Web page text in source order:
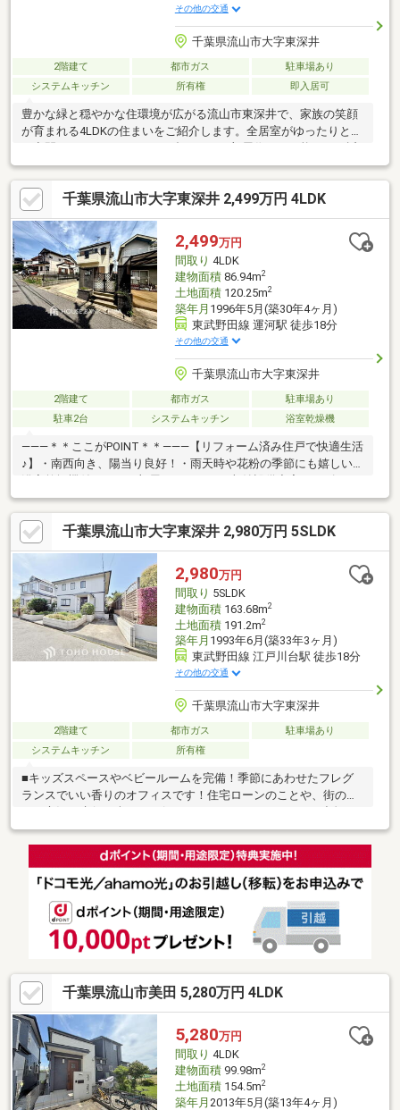
その他の交通
千葉県流山市大字東深井
2階建て 都市ガス
駐車場あり
システムキッチン
所有権 即入居可
豊かな緑と穏やかな住環境が広がる流山市東深井で、家族の笑顔
が育まれる4LDKの住まいをご紹介します。全居室がゆったりとし
隣には小学校が徒歩圏内にあり、子育て世代にも安心の立地。南
向きの窓から自然光が差し込む明るい室内は、空室のためいつで
も内覧いただけます。心地よい風を感じる落ち着いた街並みで、
新しい暮らしの第一歩をここから始めてみませんか。即入居可能
な点も魅力です
千葉県流山市大字東深井 2,499万円 4LDK
2,499万円
間取り 4LDK
建物面積86.94m2
土地面積120.25m2
築年月 1996年5月(築30年4ヶ月)
東武野田線 運河駅 徒歩18分
その他の交通
千葉県流山市大字東深井
2階建て 都市ガス
駐車場あり
駐車2台
システムキッチン 浴室乾燥機
―――＊＊ここがPOINT＊＊―――【リフォーム済み住戸で快適生活
♪】・南西向き、陽当り良好！・雨天時や花粉の季節にも嬉しい、
浴室乾燥機付き！・お部屋もスッキリ、収納設備充実！・ゴロン
と一息、安らぎの和室もあります！・3口コンロ、システムキッチ
ンを採用！・カースペース2台分あります ！（車種による）・小
学校まで徒歩9分！お子様の通学も安心ですね♪・すぐのご入居可
能です！※本日ご案内可能です！是非ご内覧下さい♪◆人気エリア
の閑静な住宅街！◆百聞は一見にしかず。家族の安心拠点になる
4LDK♪◆早朝や夜間のご案内にも対応致します！◆住宅ローンの
ご相談もお気軽に♪
千葉県流山市大字東深井 2,980万円 5SLDK
2,980万円
間取り 5SLDK
建物面積163.68m2
土地面積191.2m2
築年月 1993年6月(築33年3ヶ月)
東武野田線 江戸川台駅 徒歩18分
その他の交通
千葉県流山市大字東深井
2階建て 都市ガス
駐車場あり
システムキッチン
所有権
■キッズスペースやベビールームを完備！季節にあわせたフレグ
ランスでいい香りのオフィスです！住宅ローンのことや、街のこ
FP相談【未来カレンダー】住宅購入の資金計画は未来を見据えて
立てなければいけません。漠然とした不安や悩みを『見える化』
して幸せな未来へのスタートを切りましょう。■業界初の無料ア
フターサポート【TOHO HOUSE CLUB】『住まい』のご購入はゴ
安心と安全を守るサービスを全て無料で提供しています。詳細は
お気軽にお問合せ下さい！
千葉県流山市美田 5,280万円 4LDK
5,280万円
間取り 4LDK
建物面積99.98m2
土地面積154.5m2
築年月 2013年5月(築13年4ヶ月)